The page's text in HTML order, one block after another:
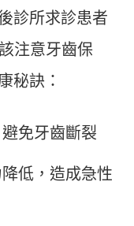
診所求診患者
注意牙齒保
秘訣：
免牙齒斷裂
低，造成急性